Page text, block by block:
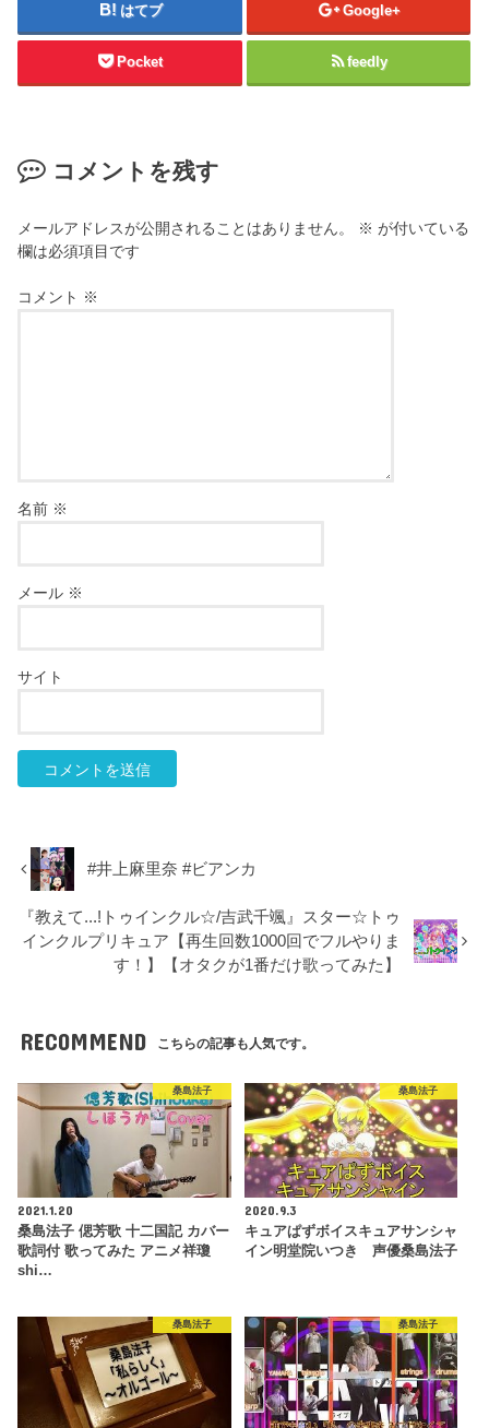
はてブ Google+
Pocket feedly
コメントを残す
メールアドレスが公開されることはありません。 ※ が付いている
欄は必須項目です
コメント ※
名前 ※
メール ※
サイト
#井上麻里奈 #ビアンカ
『教えて...!トゥインクル☆/吉武千颯』スター☆トゥ
インクルプリキュア【再生回数1000回でフルやりま
す！】【オタクが1番だけ歌ってみた】
RECOMMEND こちらの記事も人気です。
桑島法子
2021.1.20
桑島法子 偲芳歌 十二国記 カバー
歌詞付 歌ってみた アニメ祥瓊
shi…
桑島法子
2020.9.3
キュアぱずボイスキュアサンシャ
イン明堂院いつき 声優桑島法子
桑島法子 桑島法子